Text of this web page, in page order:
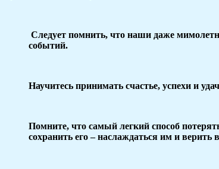
Следует помнить, что наши даже
событий.
Научитесь принимать счастье, успехи и
Помните, что самый легкий способ
сохранить его – наслаждаться им и верить